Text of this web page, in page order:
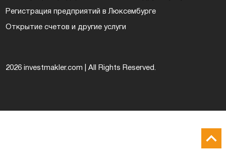
Австрии
недвижимость
Регистрация предприятий в Люксембурге
Открытие счетов и другие услуги
2026 investmakler.com | All Rights Reserved.
Соглашаюсь на обработку персональных